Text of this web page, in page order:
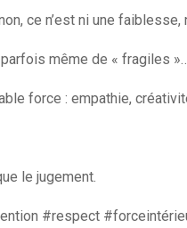
ce n’est ni une faiblesse,
même de « fragiles
force : empathie,
le jugement.
#respect